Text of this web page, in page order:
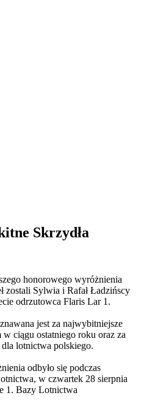
Skrzydła
honorowego wyróżnienia
zostali Sylwia i Rafał Ładzińscy
odrzutowca Flaris Lar 1 .
jest za najwybitniejsze
ciągu ostatniego roku oraz za
dla lotnictwa polskiego.
odbyło się podczas
w czwartek 28 sierpnia
1. Bazy Lotnictwa